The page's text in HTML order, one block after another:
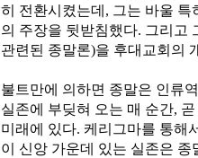
히 전환시켰는데, 그는 바울
의 주장을 뒷받침했다. 그리고
관련된 종말론)을 후대교회의
불트만에 의하면 종말은 인류
실존에 부딪혀 오는 매 순간,
미래에 있다. 케리그마를 통해
이 신앙 가운데 있는 실존은 종